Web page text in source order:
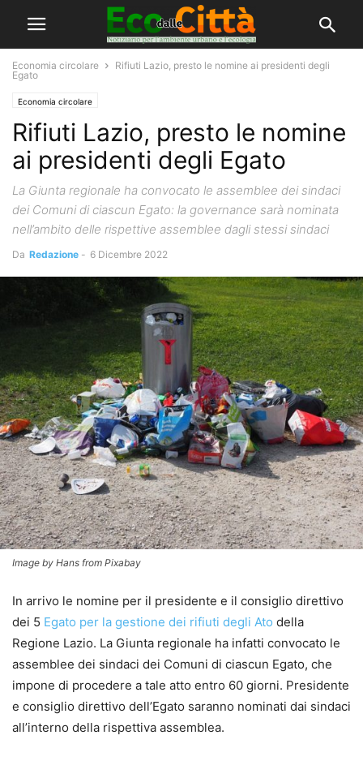
Economia circolare
Rifiuti Lazio, presto le nomine ai presidenti degli
Egato
Economia circolare
Rifiuti Lazio, presto le nomine
ai presidenti degli Egato
La Giunta regionale ha convocato le assemblee dei sindaci
dei Comuni di ciascun Egato: la governance sarà nominata
nell’ambito delle rispettive assemblee dagli stessi sindaci
Da Redazione - 6 Dicembre 2022
Image by Hans from Pixabay
In arrivo le nomine per il presidente e il consiglio direttivo
dei 5 Egato per la gestione dei rifiuti degli Ato della
Regione Lazio. La Giunta regionale ha infatti convocato le
assemblee dei sindaci dei Comuni di ciascun Egato, che
impone di procedere a tale atto entro 60 giorni. Presidente
e consiglio direttivo dell’Egato saranno nominati dai sindaci
all’interno della rispettiva assemblea.